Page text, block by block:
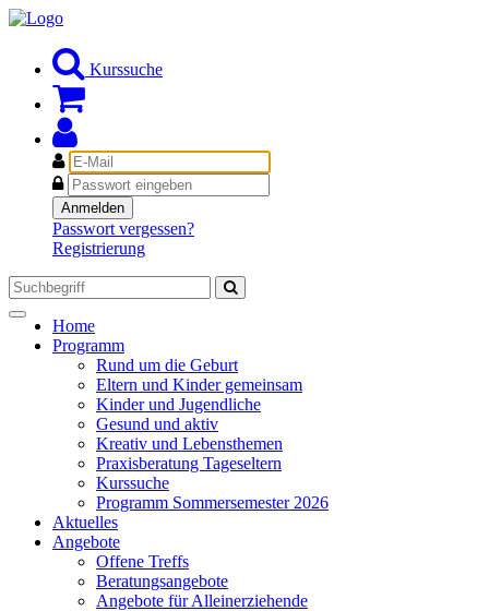
Kurssuche
E-
Mail
Passwort
Anmelden
Passwort vergessen?
Registrierung
Toggle
navigation
Home
Programm
Rund um die Geburt
Eltern und Kinder gemeinsam
Kinder und Jugendliche
Gesund und aktiv
Kreativ und Lebensthemen
Praxisberatung Tageseltern
Kurssuche
Programm Sommersemester 2026
Aktuelles
Angebote
Offene Treffs
Beratungsangebote
Angebote für Alleinerziehende